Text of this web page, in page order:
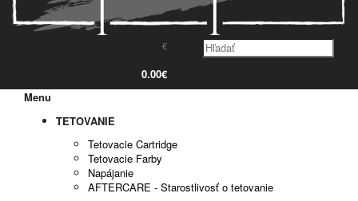
€
0.00€
Menu
TETOVANIE
Tetovacie Cartridge
Tetovacie Farby
Napájanie
AFTERCARE - Starostlivosť o tetovanie